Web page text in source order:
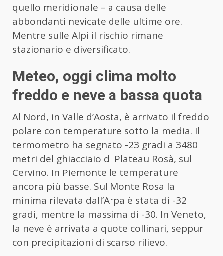
quello meridionale – a causa delle
abbondanti nevicate delle ultime ore.
Mentre sulle Alpi il rischio rimane
stazionario e diversificato.
Meteo, oggi clima molto
freddo e neve a bassa quota
Al Nord, in Valle d’Aosta, è arrivato il freddo
polare con temperature sotto la media. Il
termometro ha segnato -23 gradi a 3480
metri del ghiacciaio di Plateau Rosà, sul
Cervino. In Piemonte le temperature
ancora più basse. Sul Monte Rosa la
minima rilevata dall’Arpa è stata di -32
gradi, mentre la massima di -30. In Veneto,
la neve è arrivata a quote collinari, seppur
con precipitazioni di scarso rilievo.